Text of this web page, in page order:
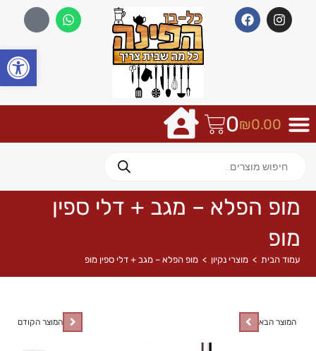
₪0.00
0
מופ הפלא – מגב + דלי ספין
מופ
עמוד הבית > מוצרי נקיון > מופ הפלא – מגב + דלי ספין מופ
המוצר הקודם המוצר הבא